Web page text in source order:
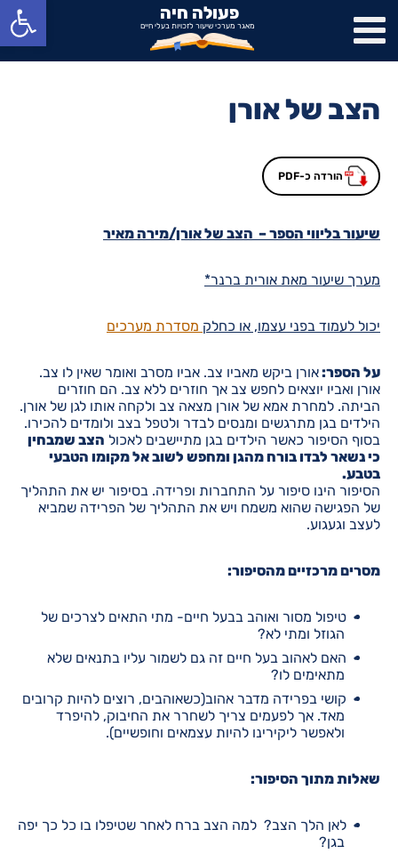
פתח סרגל נגישות פעולה חיה
מאגר מערכי שיעור לזכויות בעלי חיים
הצב של אורן
הורדה כ-PDF
שיעור בליווי הספר – הצב של אורן/מירה מאיר
מערך שיעור מאת אורית ברנר*
יכול לעמוד בפני עצמו, או כחלק מסדרת מערכים
על הספר:אורן ביקש מאביו צב. אביו מסרב ואומר שאין לו צב.
אורן ואביו יוצאים לחפש צב אך חוזרים ללא צב. הם חוזרים
הביתה. למחרת אמא של אורן מצאה צב ולקחה אותו לגן של אורן.
הילדים בגן מתרגשים ומנסים לבדר ולטפל בצב ולומדים להכירו.
בסוף הסיפור כאשר הילדים בגן מתיישבים לאכול הצב שמבחין
כי נשאר לבדו בורח מהגן ומחפש לשוב אל מקומו הטבעי
בטבע.
הסיפור הינו סיפור על התחברות ופרידה. בסיפור יש את התהליך
של הפגישה שהוא משמח ויש את התהליך של הפרידה שמביא
לעצב וגעגוע.
מסרים מרכזיים מהסיפור:
טיפול מסור ואוהב בבעל חיים- מתי התאים לצרכים של
הגוזל ומתי לא?
האם לאהוב בעל חיים זה גם לשמור עליו בתנאים שלא
מתאימים לו?
קושי בפרידה מדבר אהוב(כשאוהבים, רוצים להיות קרובים
מאד. אך לפעמים צריך לשחרר את החיבוק, להיפרד
ולאפשר ליקירינו להיות עצמאים וחופשיים).
שאלות מתוך הסיפור:
לאן הלך הצב? למה הצב ברח לאחר שטיפלו בו כל כך יפה
בגן?